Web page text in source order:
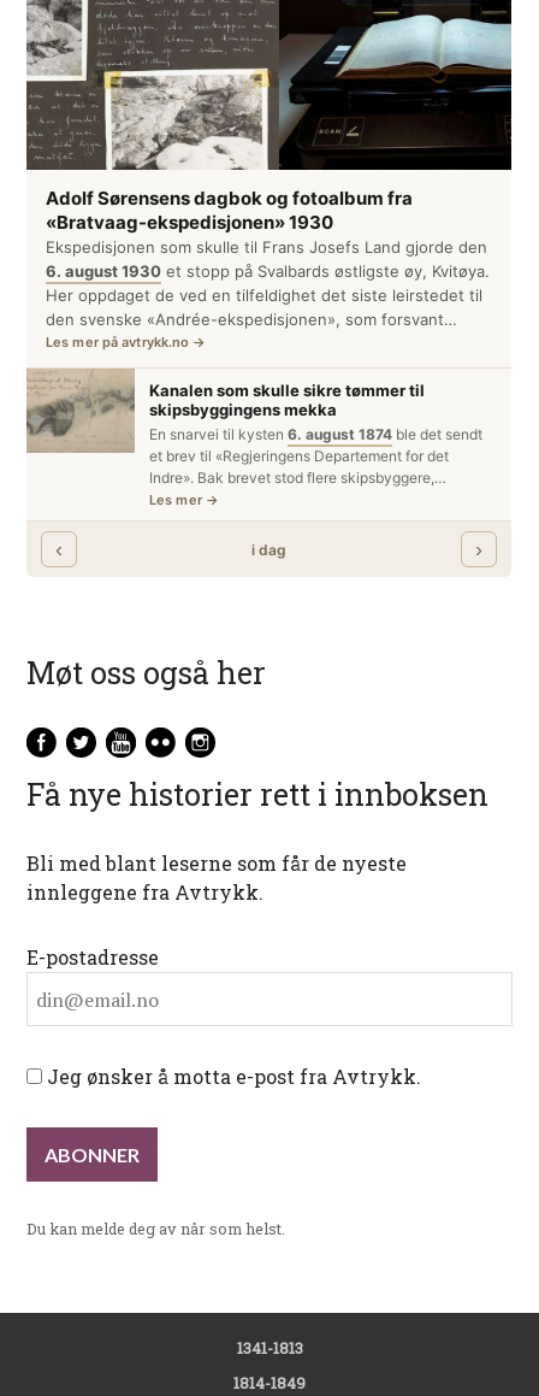
Møt oss også her
Få nye historier rett i innboksen
Bli med blant leserne som får de nyeste
innleggene fra Avtrykk.
E-postadresse
Jeg ønsker å motta e-post fra Avtrykk.
Du kan melde deg av når som helst.
1341-1813
1814-1849